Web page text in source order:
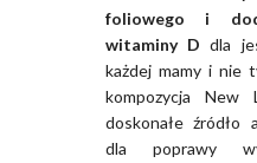
foliowego i
witaminy D dla
każdej mamy i nie
kompozycja New
doskonałe źródło
dla poprawy